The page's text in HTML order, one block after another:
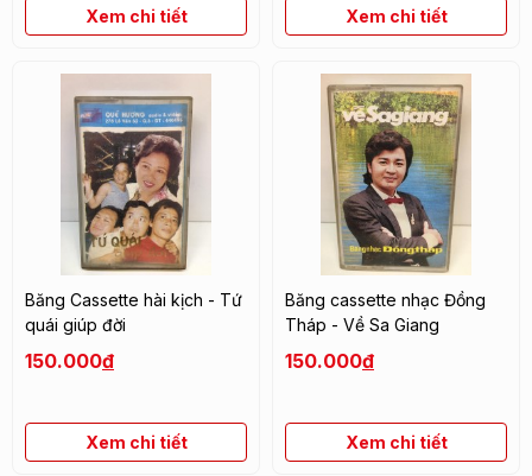
Xem chi tiết Xem chi tiết
Băng Cassette hài kịch - Tứ
quái giúp đời
150.000đ
Xem chi tiết
Băng cassette nhạc Đồng
Tháp - Về Sa Giang
150.000đ
Xem chi tiết